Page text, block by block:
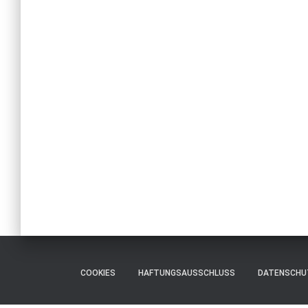
COOKIES HAFTUNGSAUSSCHLUSS